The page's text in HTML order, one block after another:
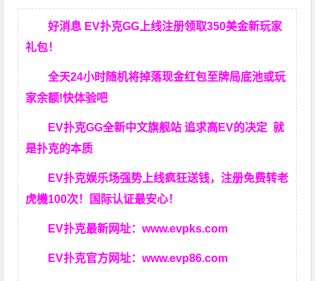
好消息 EV扑克GG上线注册领取350美金新玩家
礼包！
全天24小时随机将掉落现金红包至牌局底池或玩
家余额!快体验吧
EV扑克GG全新中文旗舰站 追求高EV的决定就
是扑克的本质
EV扑克娱乐场强势上线疯狂送钱，注册免费转老
虎機100次！国际认证最安心！
EV扑克最新网址：www.evpks.com
EV扑克官方网址：www.evp86.com